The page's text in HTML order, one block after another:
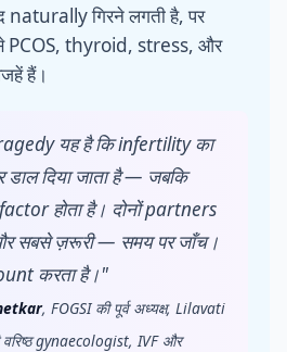
गिरने लगती है, पर
thyroid, stress, और
हैं।
यह है कि infertility का
डाल दिया जाता है — जबकि
होता है। दोनों partners
सबसे ज़रूरी — समय पर जाँच।
करता है।"
, FOGSI की पूर्व अध्यक्ष, Lilavati
gynaecologist, IVF और